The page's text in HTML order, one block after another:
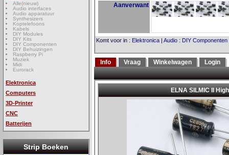
Alle(nieuw)
Audio interfaces
Audio apparatuur
Synthesizers
Koptelefoons
Kabels
DIY Modules
DIY Kits
DIY Componenten
DIY Behuizingen
Raspberry Pi
Muziek
Midi
Eurorack
Elektronica
Computers
3D-Printer
CNC
Batterijen
Strip Boeken
Aanverwant
Komt voor in : Elektronica | Audio : DIY Componenten
Info Vraag Winkelwagen Login